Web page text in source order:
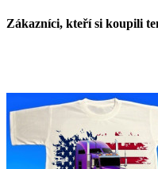
Zákazníci, kteří si koupili